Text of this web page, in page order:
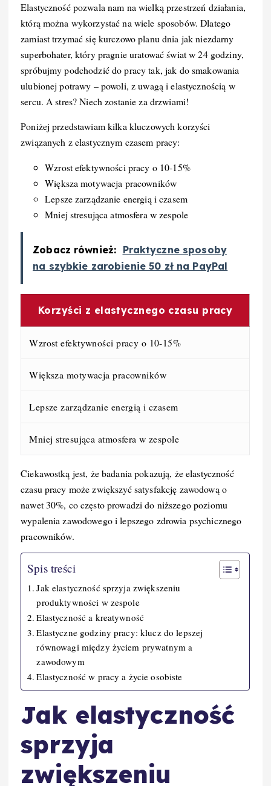
Elastyczność pozwala nam na wielką przestrzeń działania,
którą można wykorzystać na wiele sposobów. Dlatego
zamiast trzymać się kurczowo planu dnia jak niezdarny
superbohater, który pragnie uratować świat w 24 godziny,
spróbujmy podchodzić do pracy tak, jak do smakowania
ulubionej potrawy – powoli, z uwagą i elastycznością w
sercu. A stres? Niech zostanie za drzwiami!
Poniżej przedstawiam kilka kluczowych korzyści
związanych z elastycznym czasem pracy:
Wzrost efektywności pracy o 10-15%
Większa motywacja pracowników
Lepsze zarządzanie energią i czasem
Mniej stresująca atmosfera w zespole
Zobacz również: Praktyczne sposoby
na szybkie zarobienie 50 zł na PayPal
Korzyści z elastycznego czasu pracy
Wzrost efektywności pracy o 10-15%
Większa motywacja pracowników
Lepsze zarządzanie energią i czasem
Mniej stresująca atmosfera w zespole
Ciekawostką jest, że badania pokazują, że elastyczność
czasu pracy może zwiększyć satysfakcję zawodową o
nawet 30%, co często prowadzi do niższego poziomu
wypalenia zawodowego i lepszego zdrowia psychicznego
pracowników.
Spis treści
Jak elastyczność sprzyja zwiększeniu
produktywności w zespole
Elastyczność a kreatywność
Elastyczne godziny pracy: klucz do lepszej
równowagi między życiem prywatnym a
zawodowym
Elastyczność w pracy a życie osobiste
Jak elastyczność
sprzyja
zwiększeniu